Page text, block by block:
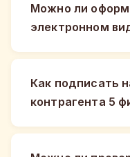
Можно ли
электронном
Как подписать
контрагента 5